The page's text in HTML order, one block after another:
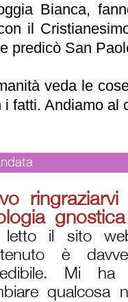
Bianca,
il
predicò San
veda le
fatti. Andiamo al
gnostica
letto il sito
è
Mi
qualcosa